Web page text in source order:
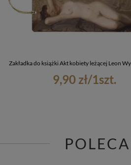
Zakładka do książki Akt kobiety leżącej Leon
9,90 zł/1szt.